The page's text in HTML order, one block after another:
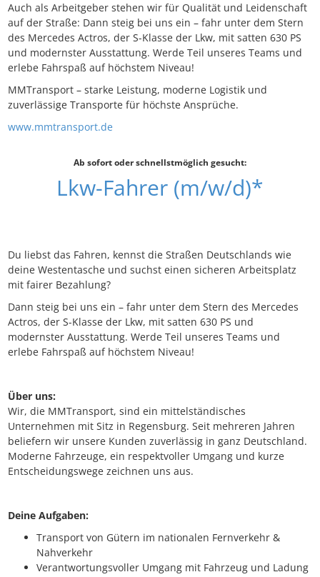
Auch als Arbeitgeber stehen wir für Qualität und Leidenschaft
auf der Straße: Dann steig bei uns ein – fahr unter dem Stern
des Mercedes Actros, der S-Klasse der Lkw, mit satten 630 PS
und modernster Ausstattung. Werde Teil unseres Teams und
erlebe Fahrspaß auf höchstem Niveau!
MMTransport – starke Leistung, moderne Logistik und
zuverlässige Transporte für höchste Ansprüche.
www.mmtransport.de
Ab sofort oder schnellstmöglich gesucht:
Lkw-Fahrer (m/w/d)*
Du liebst das Fahren, kennst die Straßen Deutschlands wie
deine Westentasche und suchst einen sicheren Arbeitsplatz
mit fairer Bezahlung?
Dann steig bei uns ein – fahr unter dem Stern des Mercedes
Actros, der S-Klasse der Lkw, mit satten 630 PS und
modernster Ausstattung. Werde Teil unseres Teams und
erlebe Fahrspaß auf höchstem Niveau!
Über uns:
Wir, die MMTransport, sind ein mittelständisches
Unternehmen mit Sitz in Regensburg. Seit mehreren Jahren
beliefern wir unsere Kunden zuverlässig in ganz Deutschland.
Moderne Fahrzeuge, ein respektvoller Umgang und kurze
Entscheidungswege zeichnen uns aus.
Deine Aufgaben:
Transport von Gütern im nationalen Fernverkehr &
Nahverkehr
Verantwortungsvoller Umgang mit Fahrzeug und Ladung